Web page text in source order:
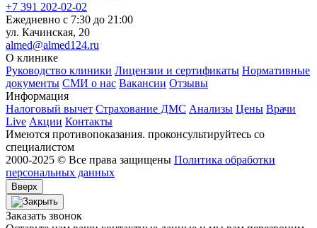
+7 391 202-02-02
Ежедневно c 7:30 до 21:00
ул. Качинская, 20
almed@almed124.ru
О клинике
Руководство клиники Лицензии и сертификаты Нормативные
документы СМИ о нас Вакансии Отзывы
Информация
Налоговый вычет Страхование ДМС Анализы Цены Врачи
Live Акции Контакты
Имеются противопоказания. проконсультируйтесь со
специалистом
2000-2025 © Все права защищены Политика обработки
персональных данных
Вверх
Заказать звонок